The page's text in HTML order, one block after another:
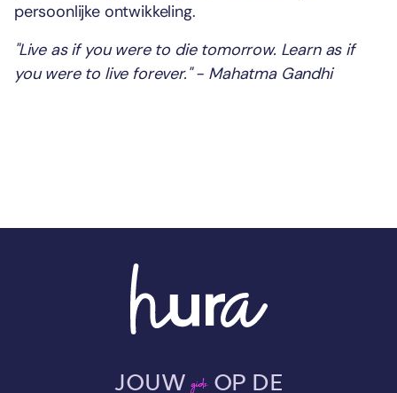
persoonlijke ontwikkeling.
"Live as if you were to die tomorrow. Learn as if
you were to live forever." - Mahatma Gandhi
JOUWgidsOP DE